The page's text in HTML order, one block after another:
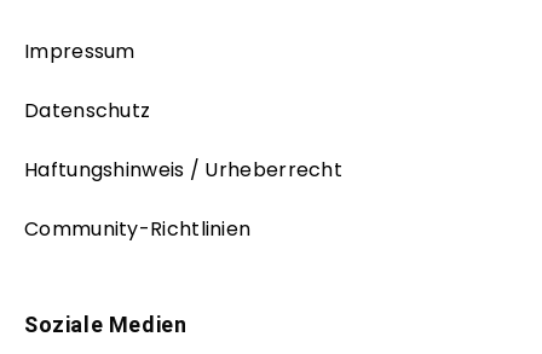
Impressum
Datenschutz
Haftungshinweis / Urheberrecht
Community-Richtlinien
Soziale Medien